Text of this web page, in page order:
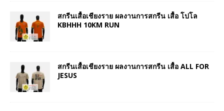
สกรีนเสื้อเชียงราย ผลงานการสกรีน เสื้อ โปโล
KBHHH 10KM RUN
สกรีนเสื้อเชียงราย ผลงานการสกรีน เสื้อ ALL FOR
JESUS